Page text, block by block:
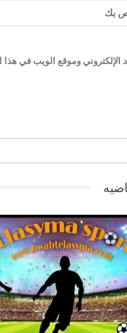
وموقع الويب في هذا